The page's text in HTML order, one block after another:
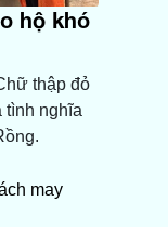
hộ khó
thập đỏ
tình nghĩa
may